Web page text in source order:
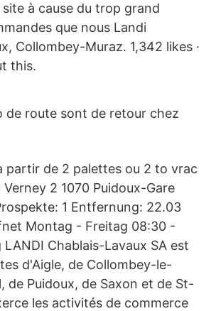
à cause du trop grand
que nous Landi
Collombey-Muraz. 1,342 likes ·
this.
de route sont de retour chez
partir de 2 palettes ou 2 to vrac
Verney 2 1070 Puidoux-Gare
1 Entfernung: 22.03
Montag - Freitag 08:30 -
LANDI Chablais-Lavaux SA est
d'Aigle, de Collombey-le-
de Puidoux, de Saxon et de St-
les activités de commerce